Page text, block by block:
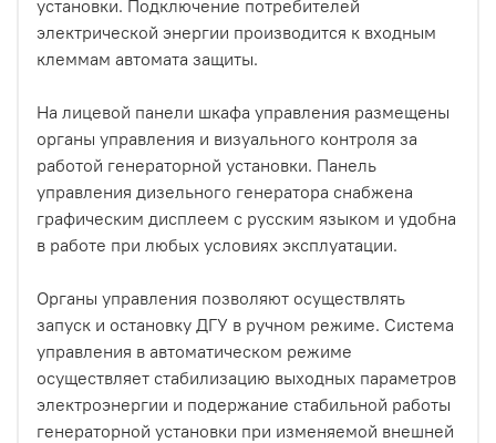
установки. Подключение потребителей
электрической энергии производится к входным
клеммам автомата защиты.
На лицевой панели шкафа управления размещены
органы управления и визуального контроля за
работой генераторной установки. Панель
управления дизельного генератора снабжена
графическим дисплеем с русским языком и удобна
в работе при любых условиях эксплуатации.
Органы управления позволяют осуществлять
запуск и остановку ДГУ в ручном режиме. Система
управления в автоматическом режиме
осуществляет стабилизацию выходных параметров
электроэнергии и подержание стабильной работы
генераторной установки при изменяемой внешней